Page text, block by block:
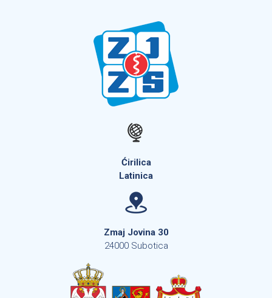
Ćirilica
Latinica
Zmaj Jovina 30
24000 Subotica